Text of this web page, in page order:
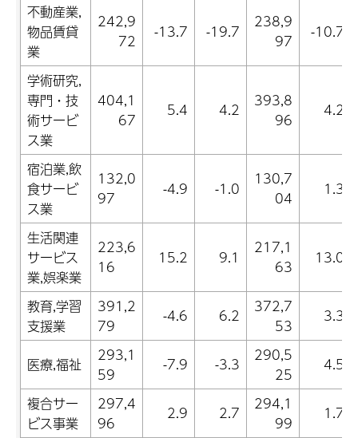
不動産業,
物品賃貸
業
242,9
72
-13.7 -19.7
238,9
97
-10.7
学術研究,
専門・技
術サービ
ス業
404,1
67
5.4 4.2
393,8
96
4.2
宿泊業,飲
食サービ
ス業
132,0
97
-4.9 -1.0
130,7
04
1.3
生活関連
サービス
業,娯楽業
223,6
16
15.2 9.1
217,1
63
13.0
教育,学習
支援業
391,2
79
-4.6 6.2
372,7
53
3.3
医療,福祉
293,1
59
-7.9 -3.3
290,5
25
4.5
複合サー
ビス事業
297,4
96
2.9 2.7
294,1
99
1.7